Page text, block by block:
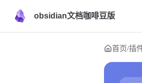
obsidian文档咖啡豆版
Skip to content
首页/插